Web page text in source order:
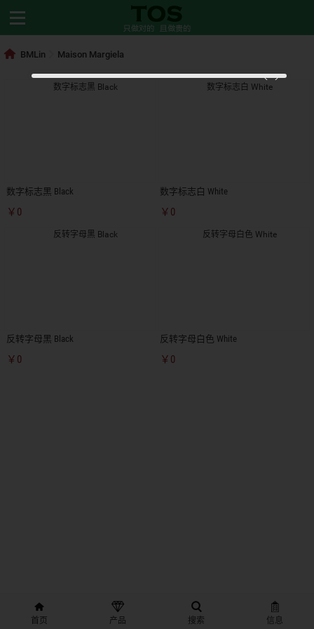
BMLin Maison Margiela
数字标志黑 Black
￥0
数字标志白 White
￥0
反转字母黑 Black
￥0
反转字母白色 White
￥0
首页 产品 搜索 信息